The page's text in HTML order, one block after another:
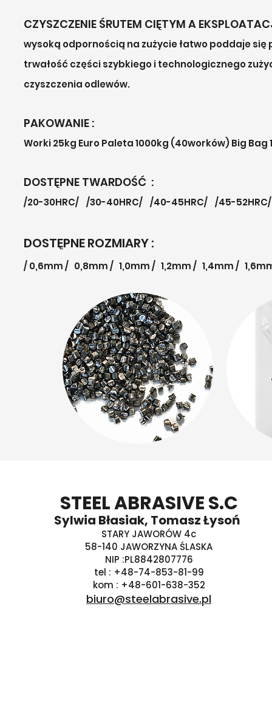
CZYSZCZENIE ŚRUTEM CIĘTYM A
wysoką odpornością na zużycie łatwo poddaje
trwałość części szybkiego i technologicznego
czyszczenia odlewów.
PAKOWANIE :
Worki 25kg Euro Paleta 1000kg (40worków) Big Bag
DOSTĘPNE TWARDOŚĆ :
/20-30HRC/ /30-40HRC/ /40-45HRC/ /45-
DOSTĘPNE ROZMIARY :
/ 0,6mm / 0,8mm / 1,0mm / 1,2mm / 1,4mm /
STEEL ABRASIVE S.C
Sylwia Błasiak, Tomasz Łysoń
STARY JAWORÓW 4c
58-140 JAWORZYNA ŚLASKA
NIP :PL8842807776
tel : +48-74-853-81-99
kom : +48-601-638-352
biuro@steelabrasive.pl